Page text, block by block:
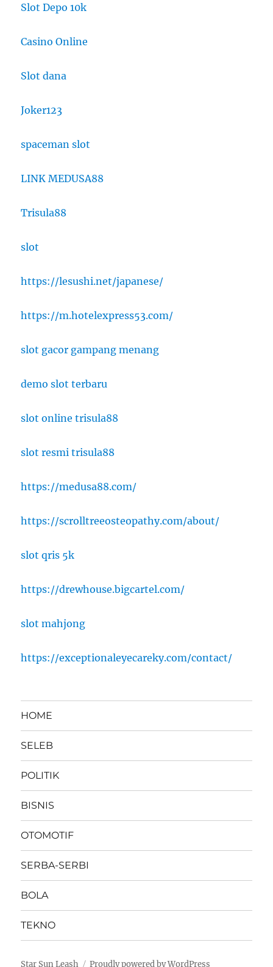
Slot Depo 10k
Casino Online
Slot dana
Joker123
spaceman slot
LINK MEDUSA88
Trisula88
slot
https://lesushi.net/japanese/
https://m.hotelexpress53.com/
slot gacor gampang menang
demo slot terbaru
slot online trisula88
slot resmi trisula88
https://medusa88.com/
https://scrolltreeosteopathy.com/about/
slot qris 5k
https://drewhouse.bigcartel.com/
slot mahjong
https://exceptionaleyecareky.com/contact/
HOME
SELEB
POLITIK
BISNIS
OTOMOTIF
SERBA-SERBI
BOLA
TEKNO
Star Sun Leash Proudly powered by WordPress